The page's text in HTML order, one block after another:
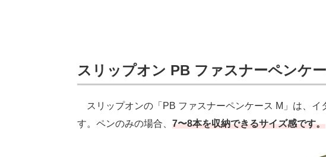
スリップオン PB ファスナーペンケ
スリップオンの「PB ファスナーペンケース M」は、イ
す。ペンのみの場合、 7〜8本を収納できるサイズ感です。